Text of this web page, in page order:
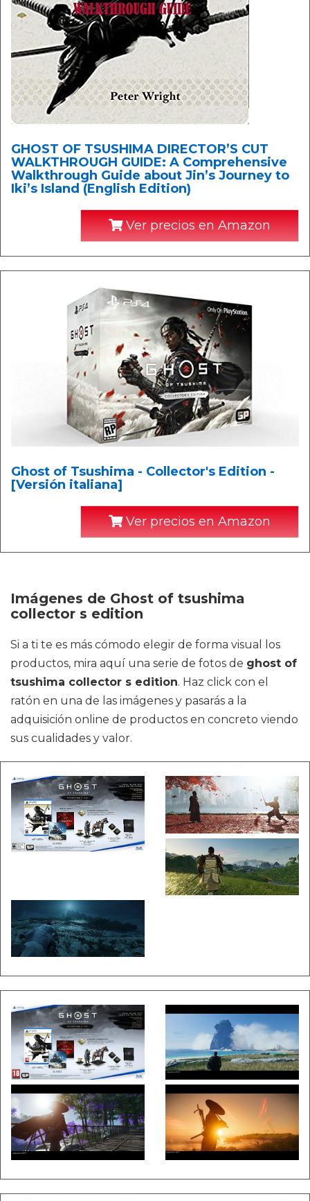
GHOST OF TSUSHIMA DIRECTOR’S CUT
WALKTHROUGH GUIDE: A Comprehensive
Walkthrough Guide about Jin’s Journey to
Iki’s Island (English Edition)
Ver precios en Amazon
Ghost of Tsushima - Collector's Edition -
[Versión italiana]
Ver precios en Amazon
Imágenes de Ghost of tsushima
collector s edition
Si a ti te es más cómodo elegir de forma visual los
productos, mira aquí una serie de fotos de ghost of
tsushima collector s edition. Haz click con el
ratón en una de las imágenes y pasarás a la
adquisición online de productos en concreto viendo
sus cualidades y valor.